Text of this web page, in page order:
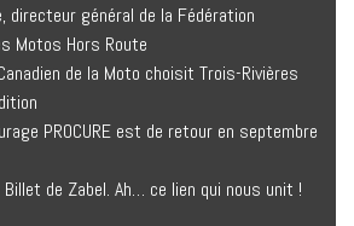
directeur général de la Fédération
Motos Hors Route
de la Moto choisit Trois-Rivières
PROCURE est de retour en septembre
de Zabel. Ah… ce lien qui nous unit !